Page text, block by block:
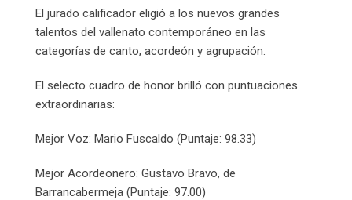
El jurado calificador eligió a los nuevos grandes
talentos del vallenato contemporáneo en las
categorías de canto, acordeón y agrupación.
El selecto cuadro de honor brilló con puntuaciones
extraordinarias:
Mejor Voz: Mario Fuscaldo (Puntaje: 98.33)
Mejor Acordeonero: Gustavo Bravo, de
Barrancabermeja (Puntaje: 97.00)